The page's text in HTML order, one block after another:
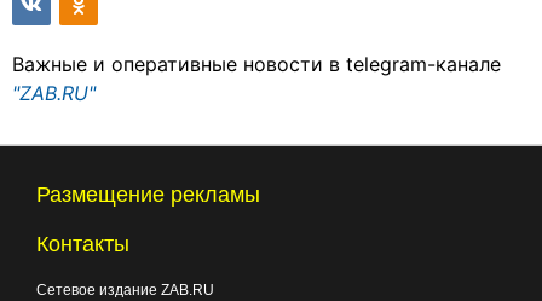
Важные и оперативные новости в telegram-канале
"ZAB.RU"
Размещение рекламы
Контакты
Сетевое издание ZAB.RU